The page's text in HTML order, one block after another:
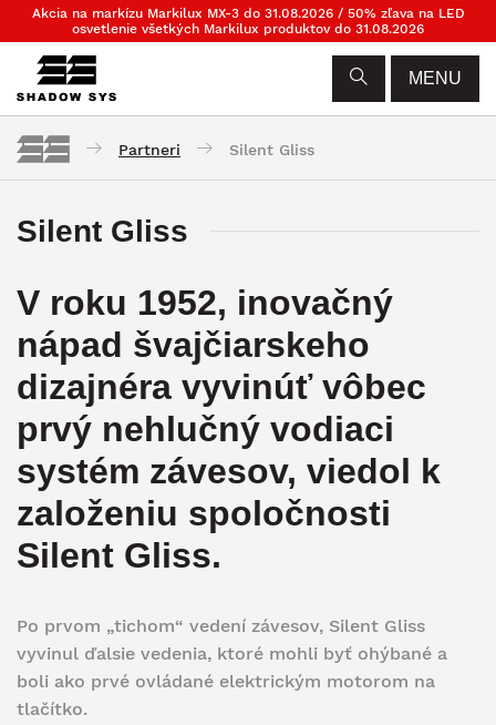
Akcia na markízu Markilux MX-3 do 31.08.2026 / 50% zľava na LED
osvetlenie všetkých Markilux produktov do 31.08.2026
MENU
Partneri Silent Gliss
Silent Gliss
V roku 1952, inovačný
nápad švajčiarskeho
dizajnéra vyvinúť vôbec
prvý nehlučný vodiaci
systém závesov, viedol k
založeniu spoločnosti
Silent Gliss.
Po prvom „tichom“ vedení závesov, Silent Gliss
vyvinul ďalsie vedenia, ktoré mohli byť ohýbané a
boli ako prvé ovládané elektrickým motorom na
tlačítko.